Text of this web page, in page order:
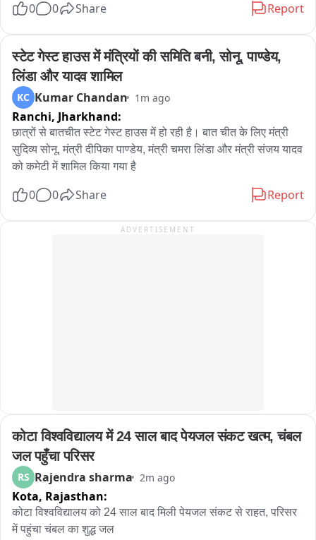
तरह ठप हो गया है. जो तस्वीर आप देख रहे हैं यह तस्वीर है दिल्ली के काया
फीट से ज्यादा पानी भरा हुआ है जिससे यातायात प्रभावित हुई है और
महरौली से बदरपुर की तरफ जाने वाला जो भी यात्री है वह इस जल भराव
की वजह से दूसरा रास्ता अपना रहे हैं.
0 0 Share Report
स्टेट गेस्ट हाउस में मंत्रियों की समिति बनी, सोनू, पाण्डेय,
लिंडा और यादव शामिल
KC Kumar Chandan 1m ago
Ranchi, Jharkhand:
छात्रों से बातचीत स्टेट गेस्ट हाउस में हो रही है। बात चीत के लिए मंत्री
सुदिव्य सोनू, मंत्री दीपिका पाण्डेय, मंत्री चमरा लिंडा और मंत्री संजय यादव
को कमेटी में शामिल किया गया है
0 0 Share Report
ADVERTISEMENT
कोटा विश्वविद्यालय में 24 साल बाद पेयजल संकट खत्म, चंबल
जल पहुँचा परिसर
RS Rajendra sharma 2m ago
Kota, Rajasthan:
कोटा विश्वविद्यालय को 24 साल बाद मिली पेयजल संकट से राहत, परिसर
में पहुंचा चंबल का शुद्ध जल